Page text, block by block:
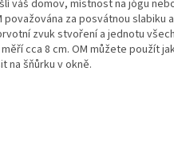
váš domov, místnost na jógu
považována za posvátnou slabiku
zvuk stvoření a jednotu
cca 8 cm. OM můžete použít
na šňůrku v okně.